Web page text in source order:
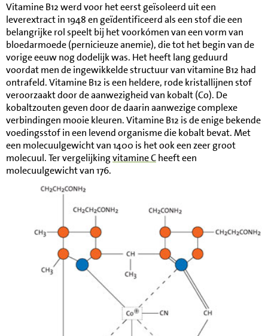
Vitamine B12 werd voor het eerst geïsoleerd uit een
leverextract in 1948 en geïdentificeerd als een stof die een
belangrijke rol speelt bij het voorkómen van een vorm van
bloedarmoede (pernicieuze anemie), die tot het begin van de
vorige eeuw nog dodelijk was. Het heeft lang geduurd
voordat men de ingewikkelde structuur van vitamine B12 had
ontrafeld. Vitamine B12 is een heldere, rode kristallijnen stof
veroorzaakt door de aanwezigheid van kobalt (Co). De
kobaltzouten geven door de daarin aanwezige complexe
verbindingen mooie kleuren. Vitamine B12 is de enige bekende
voedingsstof in een levend organisme die kobalt bevat. Met
een molecuulgewicht van 1400 is het ook een zeer groot
molecuul. Ter vergelijkingvitamine Cheeft een
molecuulgewicht van 176.